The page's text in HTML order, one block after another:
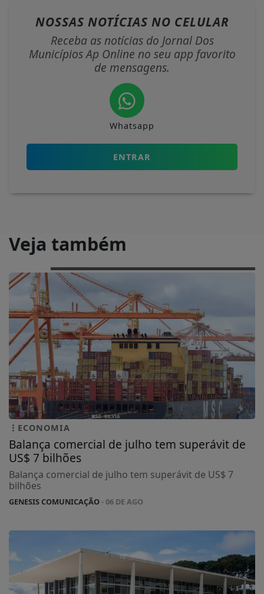
NOSSAS NOTÍCIAS NO CELULAR
Receba as notícias do Jornal Dos
Municípios Ap Online no seu app favorito
de mensagens.
Whatsapp
ENTRAR
Veja também
ECONOMIA
Balança comercial de julho tem superávit de
US$ 7 bilhões
Balança comercial de julho tem superávit de US$ 7
bilhões
GENESIS COMUNICAÇÃO- 06 DE AGO